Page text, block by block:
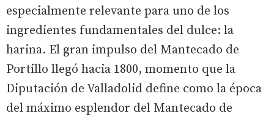
especialmente relevante para uno de los
ingredientes fundamentales del dulce: la
harina. El gran impulso del Mantecado de
Portillo llegó hacia 1800, momento que la
Diputación de Valladolid define como la época
del máximo esplendor del Mantecado de